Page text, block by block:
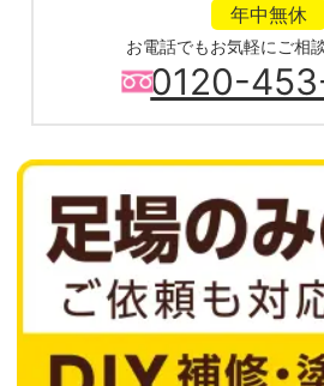
年中無休
お電話でもお気軽にご相
0120-